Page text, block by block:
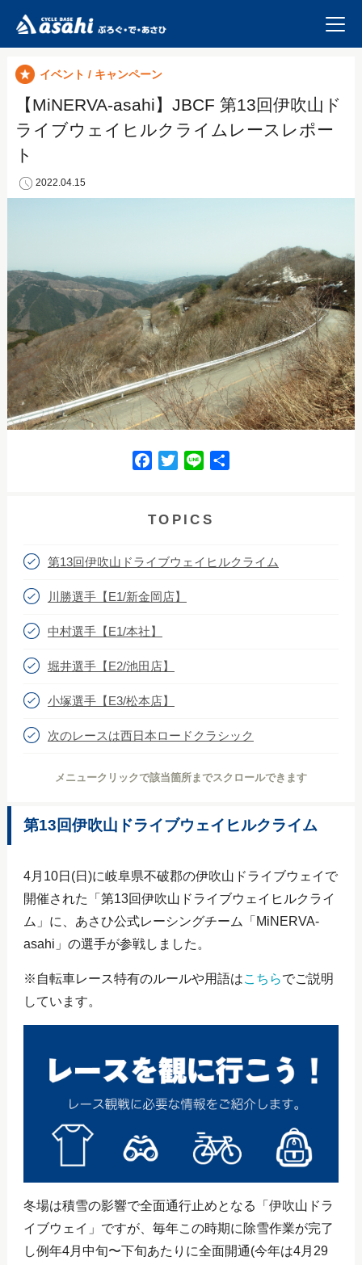
イベント / キャンペーン
【MiNERVA-asahi】JBCF 第13回伊吹山ド
ライブウェイヒルクライムレースレポー
ト
2022.04.15
e
o
k
t
e
e
TOPICS
第13回伊吹山ドライブウェイヒルクライム
川勝選手【E1/新金岡店】
中村選手【E1/本社】
堀井選手【E2/池田店】
小塚選手【E3/松本店】
次のレースは西日本ロードクラシック
メニュークリックで該当箇所までスクロールできます
第13回伊吹山ドライブウェイヒルクライム
4月10日(日)に岐阜県不破郡の伊吹山ドライブウェイで
開催された「第13回伊吹山ドライブウェイヒルクライ
ム」に、あさひ公式レーシングチーム「MiNERVA-
asahi」の選手が参戦しました。
※自転車レース特有のルールや用語はこちらでご説明
しています。
冬場は積雪の影響で全面通行止めとなる「伊吹山ドラ
イブウェイ」ですが、毎年この時期に除雪作業が完了
し例年4月中旬〜下旬あたりに全面開通(今年は4月29